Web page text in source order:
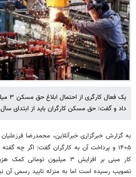
یک
داد و گفت: حق مسکن کارگران باید از ابتدای
به گزارش خبرگزاری خبرآنلاین، محمدرضا
۱۴۰۵ و پرداخت آن به کارگران گفت: اگر چه
کار مبنی بر افزایش ۳ میلیون
تصویب رسیده است اما به منزله تایید رسمی آن